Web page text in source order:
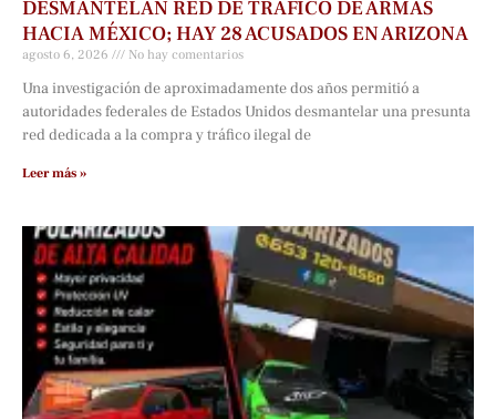
DESMANTELAN RED DE TRÁFICO DE ARMAS
HACIA MÉXICO; HAY 28 ACUSADOS EN ARIZONA
agosto 6, 2026 No hay comentarios
Una investigación de aproximadamente dos años permitió a
autoridades federales de Estados Unidos desmantelar una presunta
red dedicada a la compra y tráfico ilegal de
Leer más »